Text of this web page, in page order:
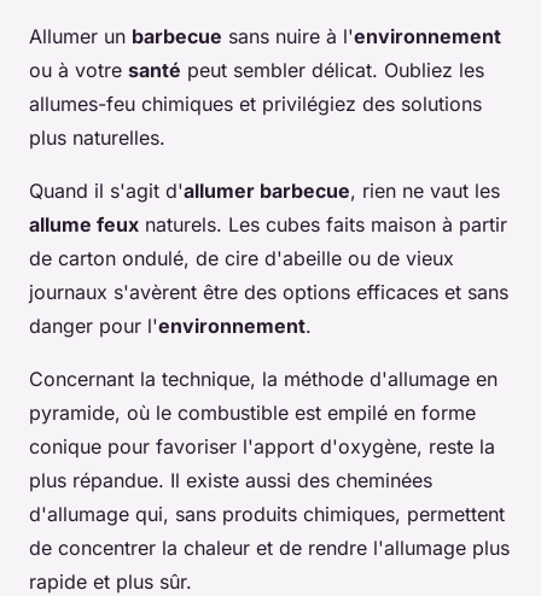
Allumer un barbecue sans nuire à l'environnement
ou à votre santé peut sembler délicat. Oubliez les
allumes-feu chimiques et privilégiez des solutions
plus naturelles.
Quand il s'agit d'allumer barbecue, rien ne vaut les
allume feux naturels. Les cubes faits maison à partir
de carton ondulé, de cire d'abeille ou de vieux
journaux s'avèrent être des options efficaces et sans
danger pour l'environnement.
Concernant la technique, la méthode d'allumage en
pyramide, où le combustible est empilé en forme
conique pour favoriser l'apport d'oxygène, reste la
plus répandue. Il existe aussi des cheminées
d'allumage qui, sans produits chimiques, permettent
de concentrer la chaleur et de rendre l'allumage plus
rapide et plus sûr.